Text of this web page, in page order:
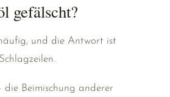
gefälscht?
und die Antwort ist
die Beimischung anderer